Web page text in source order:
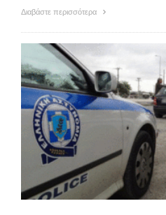
Διαβάστε περισσότερα